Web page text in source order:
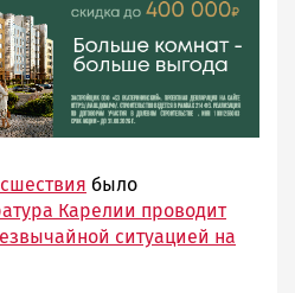
было
Карелии проводит
ситуацией на